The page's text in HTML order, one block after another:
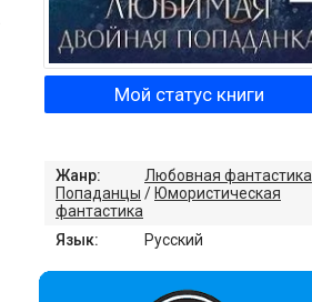
Мой статус книги
Жанр: Любовная фантастика
Попаданцы /Юмористическая
фантастика
Язык:
Русский